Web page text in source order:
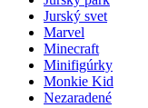
Jurský svet
Marvel
Minecraft
Minifigúrky
Monkie Kid
Nezaradené